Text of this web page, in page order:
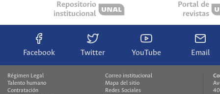
Repositorio
institucional
Portal de
revistas
Facebook Twitter YouTube Email
Régimen Legal
Talento humano
Contratación
Correo institucional
Mapa del sitio
Redes Sociales